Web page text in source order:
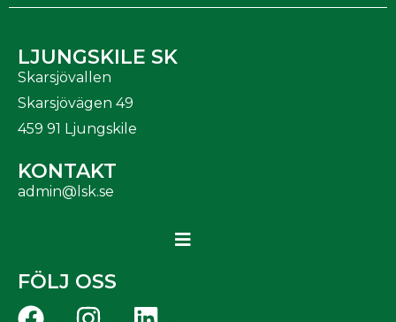
LJUNGSKILE SK
Skarsjövallen
Skarsjövägen 49
459 91 Ljungskile
KONTAKT
admin@lsk.se
FÖLJ OSS